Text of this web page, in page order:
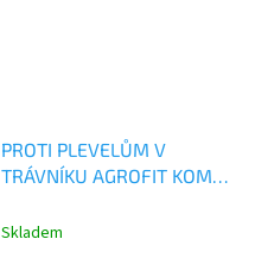
PROTI PLEVELŮM V
TRÁVNÍKU AGROFIT KOMBI
Skladem